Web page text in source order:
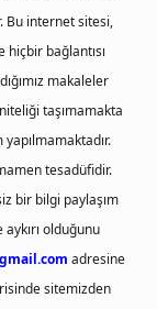
Bu internet sitesi,
bağlantısı
makaleler
taşımamakta
tesadüfidir.
bir bilgi paylaşım
olduğunu
adresine
sitemizden